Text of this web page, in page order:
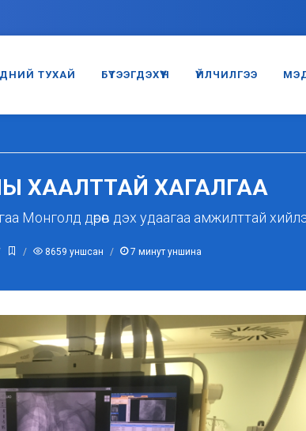
ТУХАЙ БҮТЭЭГДЭХҮҮН ҮЙЛЧИЛГЭЭ
ХААЛТТАЙ ХАГАЛГАА
Монголд дөрөв дэх удаагаа амжилттай
8659 уншсан 7 минут уншина